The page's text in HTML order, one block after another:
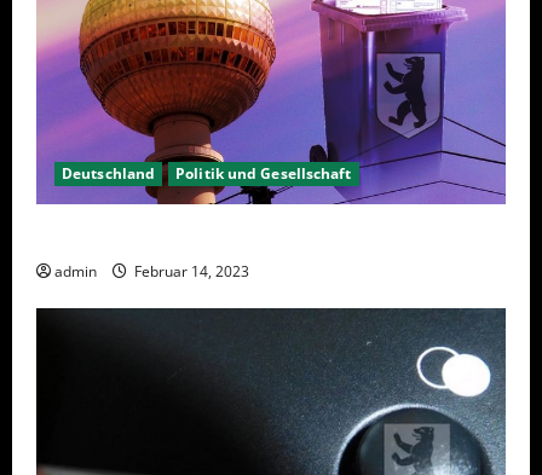
Deutschland Politik und Gesellschaft
admin Februar 14, 2023